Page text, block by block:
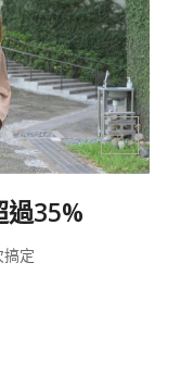
35%
搞定